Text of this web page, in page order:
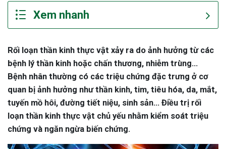
Rối loạn thần kinh thực vật xảy ra do ảnh hưởng từ các
bệnh lý thần kinh hoặc chấn thương, nhiễm trùng...
Bệnh nhân thường có các triệu chứng đặc trưng ở cơ
quan bị ảnh hưởng như thần kinh, tim, tiêu hóa, da, mắt,
tuyến mồ hôi, đường tiết niệu, sinh sản... Điều trị rối
loạn thần kinh thực vật chủ yếu nhằm kiểm soát triệu
chứng và ngăn ngừa biến chứng.